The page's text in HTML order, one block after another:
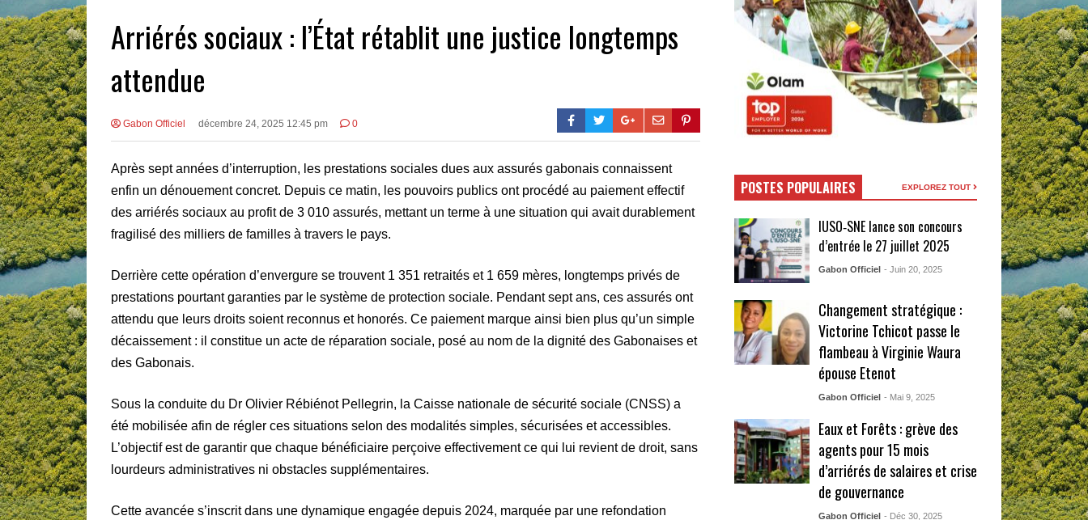
Arriérés sociaux : l’État rétablit une justice longtemps
attendue
Gabon Officiel décembre 24, 2025 12:45 pm 0
Après sept années d’interruption, les prestations sociales dues aux assurés gabonais connaissent
enfin un dénouement concret. Depuis ce matin, les pouvoirs publics ont procédé au paiement effectif
des arriérés sociaux au profit de 3 010 assurés, mettant un terme à une situation qui avait durablement
fragilisé des milliers de familles à travers le pays.
Derrière cette opération d’envergure se trouvent 1 351 retraités et 1 659 mères, longtemps privés de
prestations pourtant garanties par le système de protection sociale. Pendant sept ans, ces assurés ont
attendu que leurs droits soient reconnus et honorés. Ce paiement marque ainsi bien plus qu’un simple
décaissement : il constitue un acte de réparation sociale, posé au nom de la dignité des Gabonaises et
des Gabonais.
Sous la conduite du Dr Olivier Rébiénot Pellegrin, la Caisse nationale de sécurité sociale (CNSS) a
été mobilisée afin de régler ces situations selon des modalités simples, sécurisées et accessibles.
L’objectif est de garantir que chaque bénéficiaire perçoive effectivement ce qui lui revient de droit, sans
lourdeurs administratives ni obstacles supplémentaires.
Cette avancée s’inscrit dans une dynamique engagée depuis 2024, marquée par une refondation
POSTES POPULAIRES EXPLOREZ TOUT
IUSO‑SNE lance son concours
d’entrée le 27 juillet 2025
Gabon Officiel - Juin 20, 2025
Changement stratégique :
Victorine Tchicot passe le
flambeau à Virginie Waura
épouse Etenot
Gabon Officiel - Mai 9, 2025
Eaux et Forêts : grève des
agents pour 15 mois
d’arriérés de salaires et crise
de gouvernance
Gabon Officiel - Déc 30, 2025